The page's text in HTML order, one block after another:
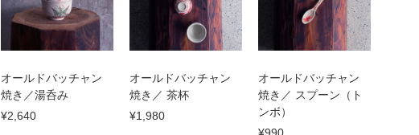
オールドバッチャン
焼き／湯呑み
¥2,640
オールドバッチャン
焼き／ 茶杯
¥1,980
オールドバッチャン
焼き／ スプーン（ト
ンボ）